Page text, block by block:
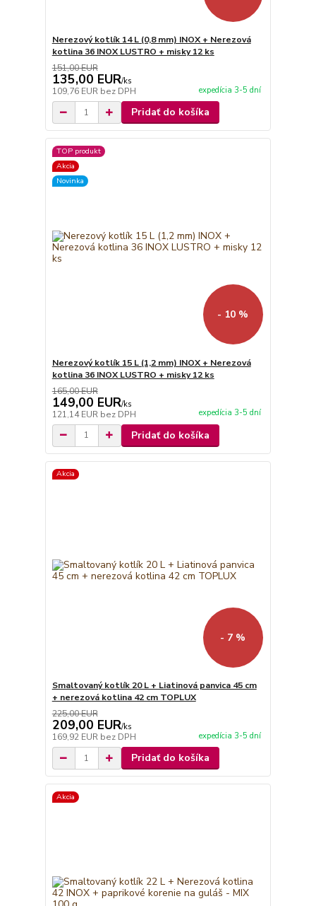
Nerezový kotlík 14 L (0,8 mm) INOX + Nerezová
kotlina 36 INOX LUSTRO + misky 12 ks
151,00 EUR
135,00 EUR/ks
109,76 EUR bez DPH expedícia 3-5 dní
Pridať do košíka
TOP produkt
Akcia
Novinka
- 10 %
Nerezový kotlík 15 L (1,2 mm) INOX + Nerezová
kotlina 36 INOX LUSTRO + misky 12 ks
165,00 EUR
149,00 EUR/ks
121,14 EUR bez DPH expedícia 3-5 dní
Pridať do košíka
Akcia
- 7 %
Smaltovaný kotlík 20 L + Liatinová panvica 45 cm
+ nerezová kotlina 42 cm TOPLUX
225,00 EUR
209,00 EUR/ks
169,92 EUR bez DPH expedícia 3-5 dní
Pridať do košíka
Akcia